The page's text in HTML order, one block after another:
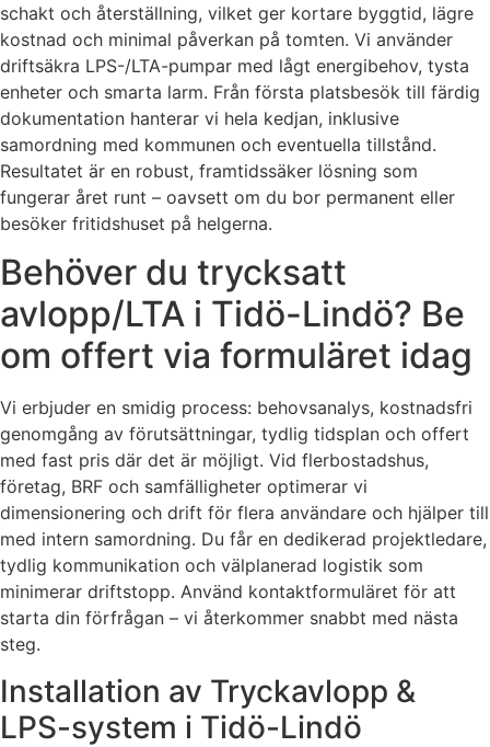
schakt och återställning, vilket ger kortare byggtid, lägre
kostnad och minimal påverkan på tomten. Vi använder
driftsäkra LPS-/LTA-pumpar med lågt energibehov, tysta
enheter och smarta larm. Från första platsbesök till färdig
dokumentation hanterar vi hela kedjan, inklusive
samordning med kommunen och eventuella tillstånd.
Resultatet är en robust, framtidssäker lösning som
fungerar året runt – oavsett om du bor permanent eller
besöker fritidshuset på helgerna.
Behöver du trycksatt
avlopp/LTA i Tidö-Lindö? Be
om offert via formuläret idag
Vi erbjuder en smidig process: behovsanalys, kostnadsfri
genomgång av förutsättningar, tydlig tidsplan och offert
med fast pris där det är möjligt. Vid flerbostadshus,
företag, BRF och samfälligheter optimerar vi
dimensionering och drift för flera användare och hjälper till
med intern samordning. Du får en dedikerad projektledare,
tydlig kommunikation och välplanerad logistik som
minimerar driftstopp. Använd kontaktformuläret för att
starta din förfrågan – vi återkommer snabbt med nästa
steg.
Installation av Tryckavlopp &
LPS-system i Tidö-Lindö